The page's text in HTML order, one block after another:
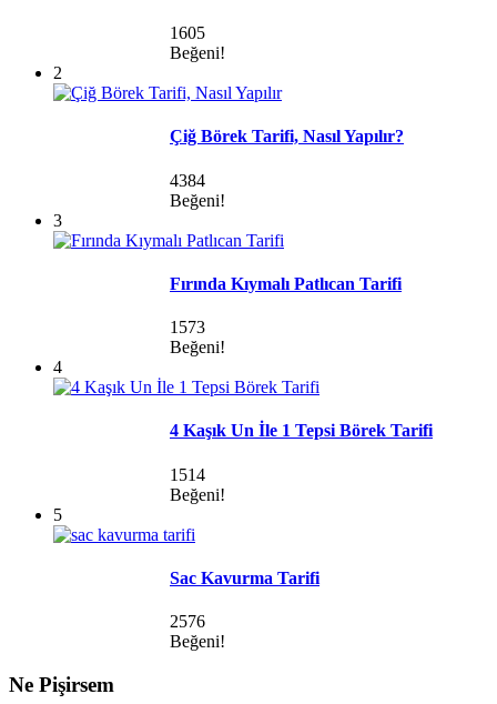
1605
Beğeni!
2
Çiğ Börek Tarifi, Nasıl Yapılır?
4384
Beğeni!
3
Fırında Kıymalı Patlıcan Tarifi
1573
Beğeni!
4
4 Kaşık Un İle 1 Tepsi Börek Tarifi
1514
Beğeni!
5
Sac Kavurma Tarifi
2576
Beğeni!
Ne Pişirsem